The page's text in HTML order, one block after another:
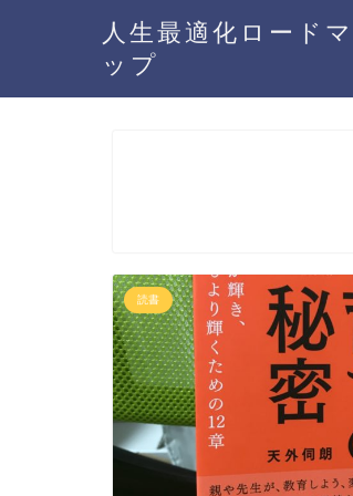
人生最適化ロードマ
ップ
読書